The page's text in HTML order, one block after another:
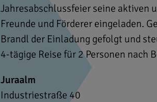
Jahresabschlussfeier seine aktiven
Freunde und Förderer eingeladen.
Brandl der Einladung gefolgt und
4-tägige Reise für 2 Personen nach
Juraalm
Industriestraße 40